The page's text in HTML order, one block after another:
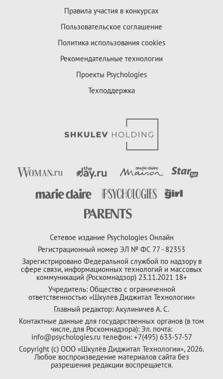
Правила участия в конкурсах
Пользовательское соглашение
Политика использования cookies
Рекомендательные технологии
Проекты Psychologies
Техподдержка
Сетевое издание Psychologies Онлайн
Регистрационный номер ЭЛ № ФС 77 - 82353
Зарегистрировано Федеральной службой по надзору в
сфере связи, информационных технологий и массовых
коммуникаций (Роскомнадзор) 23.11.2021 18+
Учредитель: Общество с ограниченной
ответственностью «Шкулёв Диджитал Технологии»
Главный редактор: Акулиничев А. С.
Контактные данные для государственных органов (в том
числе, для Роскомнадзора): Эл. почта:
info@psychologies.ru телефон: +7(495) 633-57-57
Copyright (с) ООО «Шкулёв Диджитал Технологии», 2026.
Любое воспроизведение материалов сайта без
разрешения редакции воспрещается.